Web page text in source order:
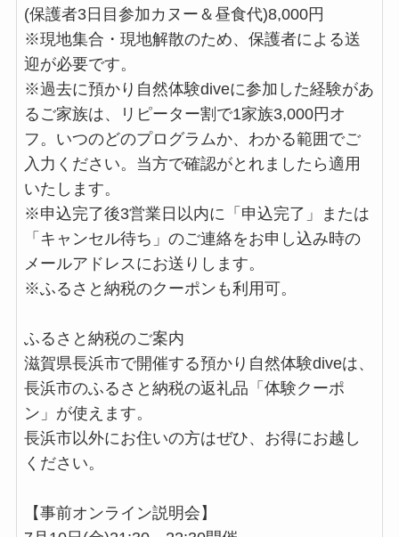
(保護者3日目参加カヌー＆昼食代)8,000円
※現地集合・現地解散のため、保護者による送
迎が必要です。
※過去に預かり自然体験diveに参加した経験があ
るご家族は、リピーター割で1家族3,000円オ
フ。いつのどのプログラムか、わかる範囲でご
入力ください。当方で確認がとれましたら適用
いたします。
※申込完了後3営業日以内に「申込完了」または
「キャンセル待ち」のご連絡をお申し込み時の
メールアドレスにお送りします。
※ふるさと納税のクーポンも利用可。
ふるさと納税のご案内
滋賀県長浜市で開催する預かり自然体験diveは、
長浜市のふるさと納税の返礼品「体験クーポ
ン」が使えます。
長浜市以外にお住いの方はぜひ、お得にお越し
ください。
【事前オンライン説明会】